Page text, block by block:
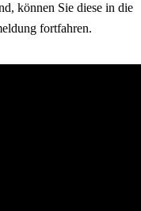
können Sie diese in die
fortfahren.